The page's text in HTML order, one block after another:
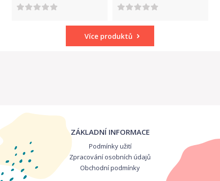
Více produktů
ZÁKLADNÍ INFORMACE
Podmínky užití
Zpracování osobních údajů
Obchodní podmínky